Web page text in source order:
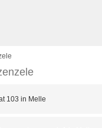
103 in Melle